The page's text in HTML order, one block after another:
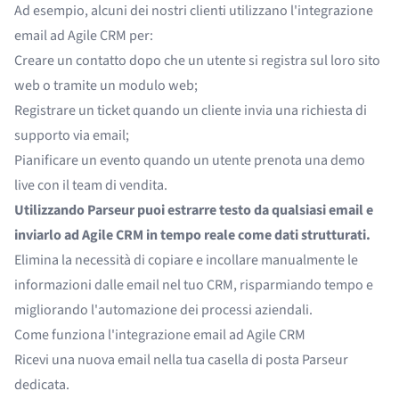
Ad esempio, alcuni dei nostri clienti utilizzano l'integrazione
email ad Agile CRM per:
Creare un contatto dopo che un utente si registra sul loro sito
web o tramite un modulo web;
Registrare un ticket quando un cliente invia una richiesta di
supporto via email;
Pianificare un evento quando un utente prenota una demo
live con il team di vendita.
Utilizzando Parseur puoi estrarre testo da qualsiasi email e
inviarlo ad Agile CRM in tempo reale come dati strutturati.
Elimina la necessità di copiare e incollare manualmente le
informazioni dalle email nel tuo CRM, risparmiando tempo e
migliorando l'automazione dei processi aziendali.
Come funziona l'integrazione email ad Agile CRM
Ricevi una nuova email nella tua casella di posta Parseur
dedicata.